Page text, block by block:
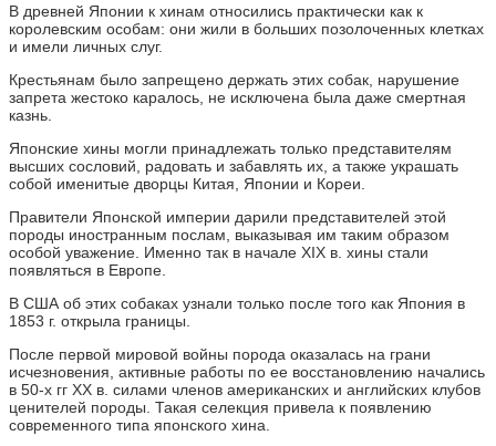
В древней Японии к хинам относились практически как к
королевским особам: они жили в больших позолоченных клетках
и имели личных слуг.
Крестьянам было запрещено держать этих собак, нарушение
запрета жестоко каралось, не исключена была даже смертная
казнь.
Японские хины могли принадлежать только представителям
высших сословий, радовать и забавлять их, а также украшать
собой именитые дворцы Китая, Японии и Кореи.
Правители Японской империи дарили представителей этой
породы иностранным послам, выказывая им таким образом
особой уважение. Именно так в начале XIX в. хины стали
появляться в Европе.
В США об этих собаках узнали только после того как Япония в
1853 г. открыла границы.
После первой мировой войны порода оказалась на грани
исчезновения, активные работы по ее восстановлению начались
в 50-х гг XX в. силами членов американских и английских клубов
ценителей породы. Такая селекция привела к появлению
современного типа японского хина.